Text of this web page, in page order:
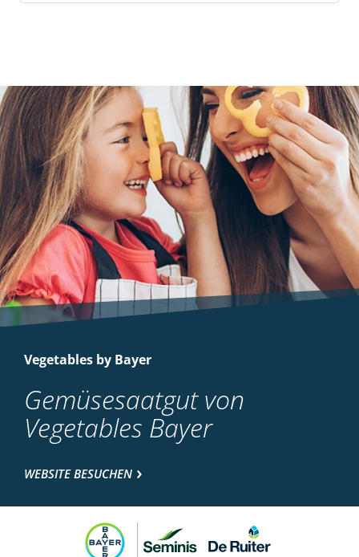
Vegetables by Bayer
Gemüsesaatgut von
Vegetables Bayer
WEBSITE BESUCHEN